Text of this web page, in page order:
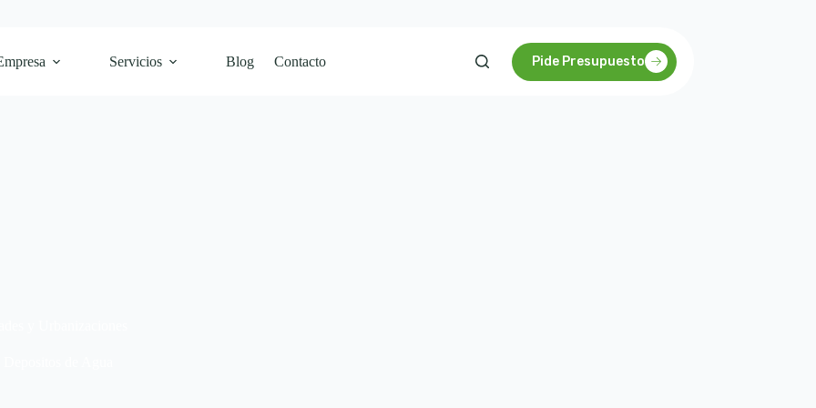
Servicios Blog Contacto Pide Presupuesto